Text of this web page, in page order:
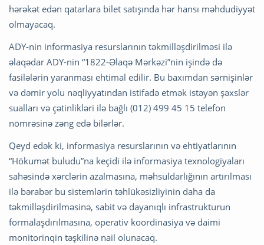
hərəkət edən qatarlara bilet satışında hər hansı məhdudiyyət
olmayacaq.
ADY-nin informasiya resurslarının təkmilləşdirilməsi ilə
əlaqədar ADY-nin “1822-Əlaqə Mərkəzi”nin işində də
fasilələrin yaranması ehtimal edilir. Bu baxımdan sərnişinlər
və dəmir yolu nəqliyyatından istifadə etmək istəyən şəxslər
sualları və çətinlikləri ilə bağlı (012) 499 45 15 telefon
nömrəsinə zəng edə bilərlər.
Qeyd edək ki, informasiya resurslarının və ehtiyatlarının
“Hökumət buludu”na keçidi ilə informasiya texnologiyaları
sahəsində xərclərin azalmasına, məhsuldarlığının artırılması
ilə bərabər bu sistemlərin təhlükəsizliyinin daha da
təkmilləşdirilməsinə, sabit və dayanıqlı infrastrukturun
formalaşdırılmasına, operativ koordinasiya və daimi
monitorinqin təşkilinə nail olunacaq.